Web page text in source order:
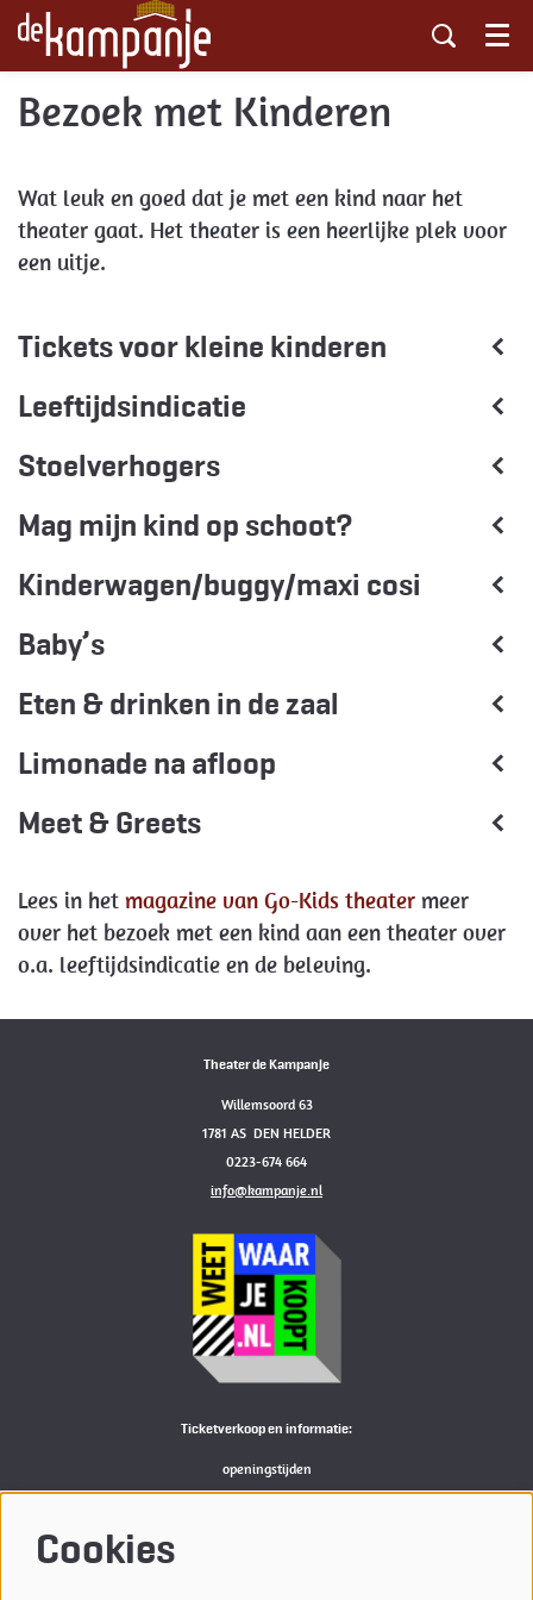
Menu
Bezoek met Kinderen
Wat leuk en goed dat je met een kind naar het
theater gaat. Het theater is een heerlijke plek voor
een uitje.
Tickets voor kleine kinderen
Leeftijdsindicatie
Stoelverhogers
Mag mijn kind op schoot?
Kinderwagen/buggy/maxi cosi
Baby’s
Eten & drinken in de zaal
Limonade na afloop
Meet & Greets
Lees in het magazine van Go-Kids theater meer
over het bezoek met een kind aan een theater over
o.a. leeftijdsindicatie en de beleving.
Theater de Kampanje
Willemsoord 63
1781 AS DEN HELDER
0223-674 664
info@kampanje.nl
Ticketverkoop en informatie:
openingstijden
Bekijkhierde actuele openingstijden van de Kampanje
Cookies